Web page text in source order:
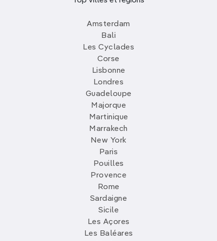
Amsterdam
Bali
Les Cyclades
Corse
Lisbonne
Londres
Guadeloupe
Majorque
Martinique
Marrakech
New York
Paris
Pouilles
Provence
Rome
Sardaigne
Sicile
Les Açores
Les Baléares